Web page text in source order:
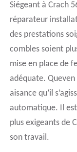
Siégeant à Crach
réparateur
des prestations
combles soient
mise en place de
adéquate.
aisance qu’il
automatique. Il
plus exigeants de
son travail.